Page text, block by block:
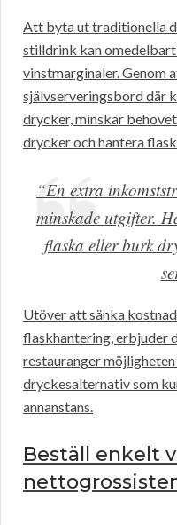
Att byta ut traditionella
stilldrink kan
vinstmarginaler. Genom
självserveringsbord där
drycker, minskar
drycker och hantera
“En extra
minskade utgifter.
flaska eller burk
Utöver att sänka
flaskhantering, erbjuder
restauranger
dryckesalternativ som
annanstans.
Beställ enkelt